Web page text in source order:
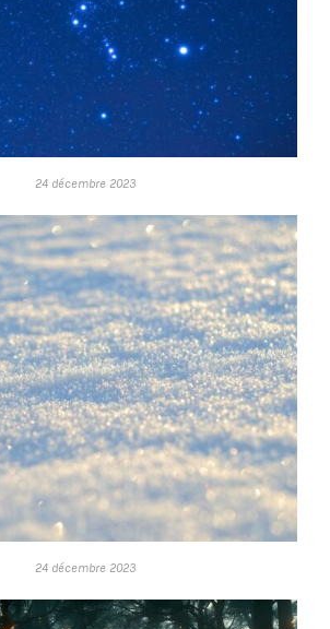
24 décembre 2023
24 décembre 2023